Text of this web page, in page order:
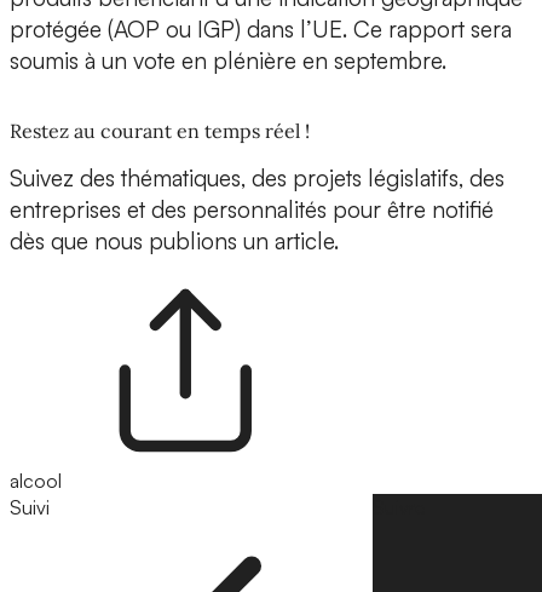
protégée (AOP ou IGP) dans l’UE. Ce rapport sera
soumis à un vote en plénière en septembre.
Restez au courant en temps réel !
Suivez des thématiques, des projets législatifs, des
entreprises et des personnalités pour être notifié
dès que nous publions un article.
alcool
Suivi